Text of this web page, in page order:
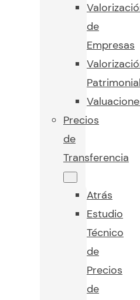
de
Empresas
Patrimonial
Precios
de
Transferencia
Atrás
Estudio
Técnico
de
Precios
de